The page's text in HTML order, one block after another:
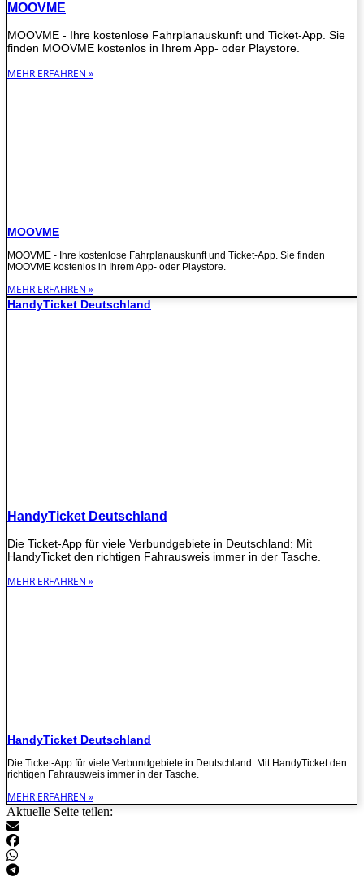
MOOVME
MOOVME - Ihre kostenlose Fahrplanauskunft und Ticket-App. Sie
finden MOOVME kostenlos in Ihrem App- oder Playstore.
MEHR ERFAHREN »
MOOVME
MOOVME - Ihre kostenlose Fahrplanauskunft und Ticket-App. Sie finden
MOOVME kostenlos in Ihrem App- oder Playstore.
MEHR ERFAHREN »
HandyTicket Deutschland
HandyTicket Deutschland
Die Ticket-App für viele Verbundgebiete in Deutschland: Mit
HandyTicket den richtigen Fahrausweis immer in der Tasche.
MEHR ERFAHREN »
HandyTicket Deutschland
Die Ticket-App für viele Verbundgebiete in Deutschland: Mit HandyTicket den
richtigen Fahrausweis immer in der Tasche.
MEHR ERFAHREN »
Aktuelle Seite teilen: